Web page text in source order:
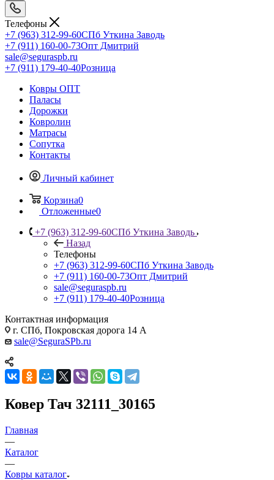
Телефоны
+7 (963) 312-99-60СПб Уткина Заводь
+7 (911) 160-00-73Опт Дмитрий
sale@seguraspb.ru
+7 (911) 179-40-40Розница
Ковры ОПТ
Паласы
Дорожки
Ковролин
Матрасы
Сопутка
Контакты
Личный кабинет
Корзина0
Отложенные0
+7 (963) 312-99-60СПб Уткина Заводь
Назад
Телефоны
+7 (963) 312-99-60СПб Уткина Заводь
+7 (911) 160-00-73Опт Дмитрий
sale@seguraspb.ru
+7 (911) 179-40-40Розница
Контактная информация
г. СПб, Покровская дорога 14 А
sale@SeguraSPb.ru
Ковер Тач 32111_30165
Главная
—
Каталог
—
Ковры каталог